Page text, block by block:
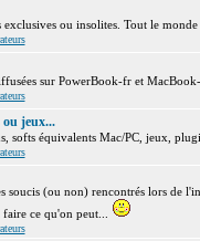
ou insolites. Tout le
sur PowerBook-fr et
ou jeux...
softs équivalents Mac/PC, jeux,
soucis (ou non) rencontrés lors de
ce qu'on peut...